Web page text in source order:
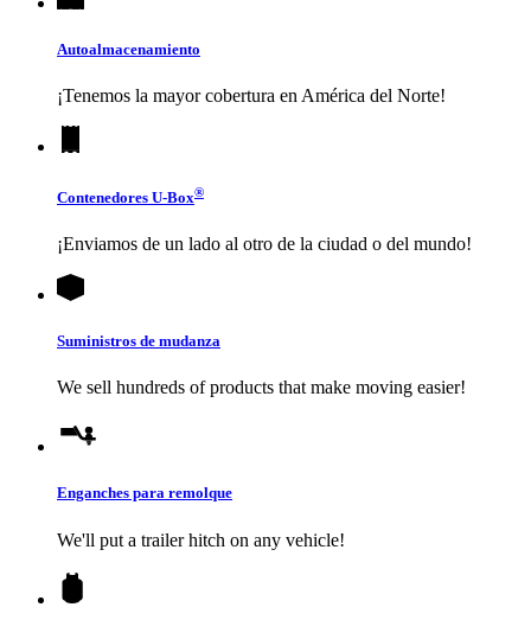
Autoalmacenamiento
¡Tenemos la mayor cobertura en América del Norte!
Contenedores U-Box®
¡Enviamos de un lado al otro de la ciudad o del mundo!
Suministros de mudanza
We sell hundreds of products that make moving easier!
Enganches para remolque
We'll put a trailer hitch on any vehicle!